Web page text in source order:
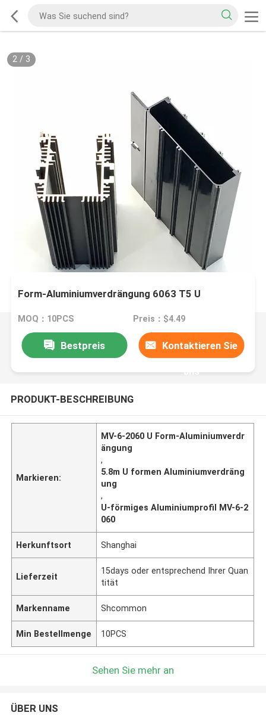
2/ 3
Form-Aluminiumverdrängung 6063 T5 U
MOQ：10PCS Preis：$4.49
Bestpreis Kontaktieren Sie
uns
PRODUKT-BESCHREIBUNG
Markieren:
MV-6-2060 U Form-Aluminiumverdr
ängung
,
5.8m U formen Aluminiumverdräng
ung
,
U-förmiges Aluminiumprofil MV-6-2
060
Herkunftsort Shanghai
Lieferzeit
15days oder entsprechend Ihrer Quan
tität
Markenname Shcommon
Min Bestellmenge 10PCS
Sehen Sie mehr an
ÜBER UNS